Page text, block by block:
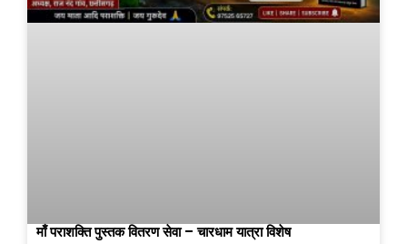
माँ पराशक्ति पुस्तक वितरण सेवा – चारधाम यात्रा विशेष